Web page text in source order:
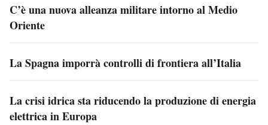
C’è una nuova alleanza militare intorno al Medio
Oriente
La Spagna imporrà controlli di frontiera all’Italia
La crisi idrica sta riducendo la produzione di energia
elettrica in Europa